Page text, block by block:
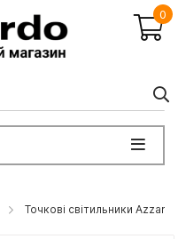
0
Точкові світильники